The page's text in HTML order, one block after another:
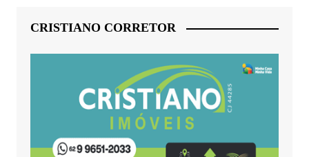
CRISTIANO CORRETOR